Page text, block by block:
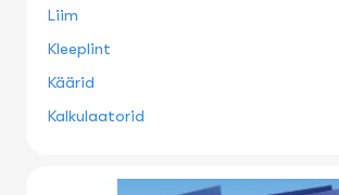
Liim
Kleeplint
Käärid
Kalkulaatorid